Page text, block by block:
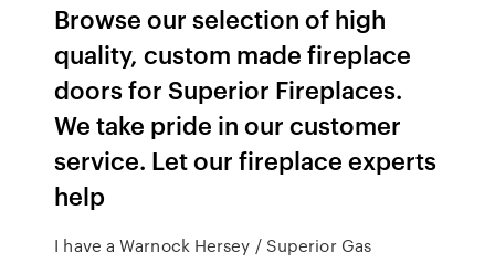
Browse our selection of high
quality, custom made fireplace
doors for Superior Fireplaces.
We take pride in our customer
service. Let our fireplace experts
help
I have a Warnock Hersey / Superior Gas